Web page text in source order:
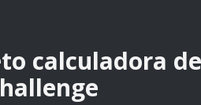
calculadora